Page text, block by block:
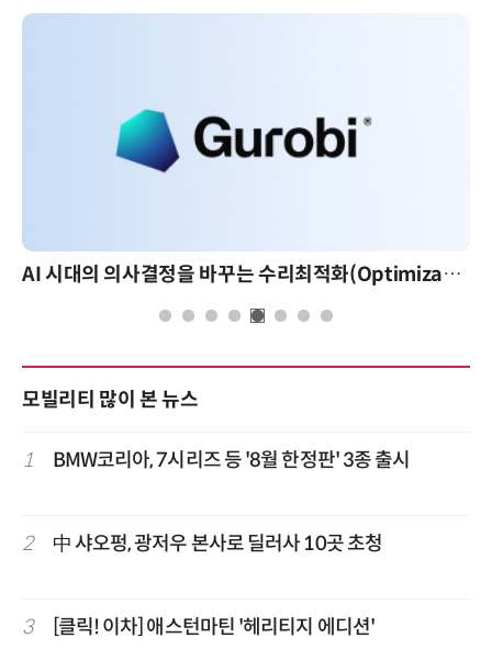
AI 시대의 의사결정을 바꾸는 수리최적화(Optimization): 실제 산업 적용 사례와 활용 전략
모빌리티 많이 본 뉴스
1 BMW코리아, 7시리즈 등 '8월 한정판' 3종 출시
2 中 샤오펑, 광저우 본사로 딜러사 10곳 초청
3 [클릭! 이차] 애스턴마틴 '헤리티지 에디션'